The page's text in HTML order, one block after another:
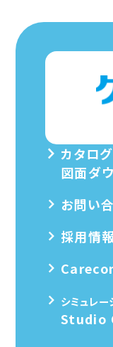
カタログ
図面ダ
お問い
採用情
シミュレ
Studio